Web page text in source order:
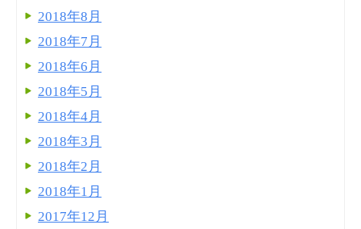
2018年8月
2018年7月
2018年6月
2018年5月
2018年4月
2018年3月
2018年2月
2018年1月
2017年12月